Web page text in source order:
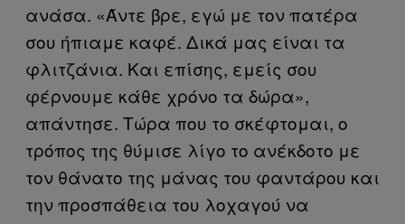
ανάσα. «Άντε βρε, εγώ με τον πατέρα
σου ήπιαμε καφέ. Δικά μας είναι τα
φλιτζάνια. Και επίσης, εμείς σου
φέρνουμε κάθε χρόνο τα δώρα»,
απάντησε. Τώρα που το σκέφτομαι, ο
τρόπος της θύμισε λίγο το ανέκδοτο με
τον θάνατο της μάνας του φαντάρου και
την προσπάθεια του λοχαγού να